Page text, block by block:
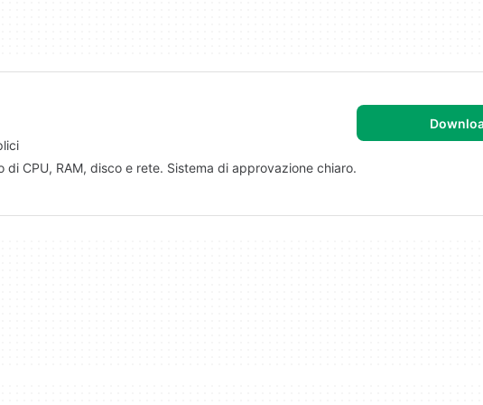
CPU, RAM, disco e rete. Sistema di approvazione chiaro.